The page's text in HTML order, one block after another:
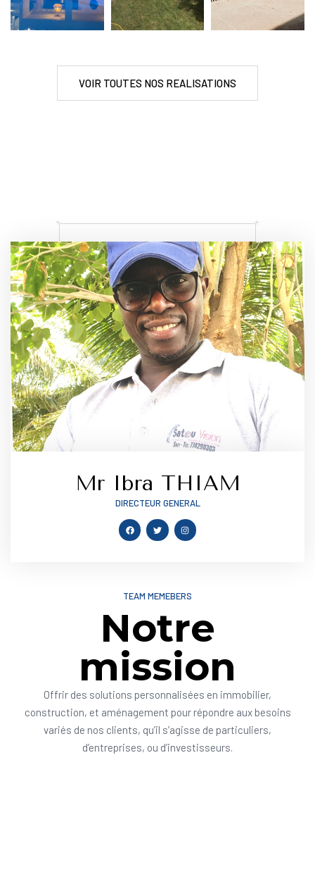
VOIR TOUTES NOS REALISATIONS
Mr Ibra THIAM
DIRECTEUR GENERAL
TEAM MEMEBERS
Notre
mission
Offrir des solutions personnalisées en immobilier,
construction, et aménagement pour répondre aux besoins
variés de nos clients, qu’il s’agisse de particuliers,
d’entreprises, ou d’investisseurs.